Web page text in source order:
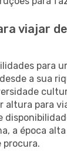
viajar
para
a sua
altura para
a época
procura.